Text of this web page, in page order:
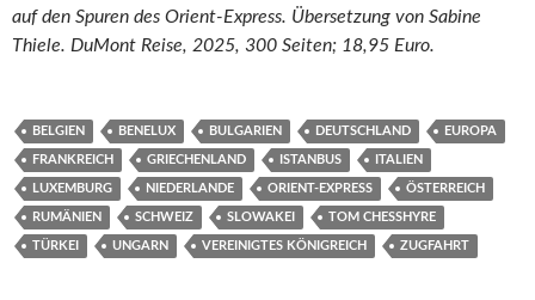
auf den Spuren des Orient-Express. Übersetzung von Sabine
Thiele. DuMont Reise, 2025, 300 Seiten; 18,95 Euro.
BELGIEN BENELUX BULGARIEN DEUTSCHLAND EUROPA
FRANKREICH GRIECHENLAND ISTANBUS ITALIEN
LUXEMBURG NIEDERLANDE ORIENT-EXPRESS ÖSTERREICH
RUMÄNIEN SCHWEIZ SLOWAKEI TOM CHESSHYRE
TÜRKEI UNGARN VEREINIGTES KÖNIGREICH ZUGFAHRT